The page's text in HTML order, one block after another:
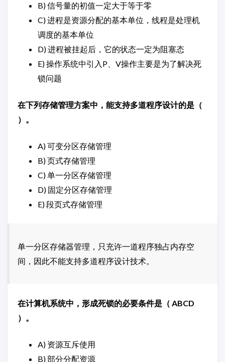
B) 信号量的初值一定大于等于零
C) 进程是资源分配的基本单位，线程是处理机
调度的基本单位
D) 进程被挂起后，它的状态一定为阻塞态
E) 操作系统中引入P、V操作主要是为了解决死
锁问题
在下列存储管理方案中，能支持多道程序设计的是（
）。
A) 可变分区存储管理
B) 页式存储管理
C) 单一分区存储管理
D) 固定分区存储管理
E) 段页式存储管理
单一分区存储器管理，只充许一道程序独占内存空
间，因此不能支持多道程序设计技术。
在计算机系统中，形成死锁的必要条件是（ ABCD
）。
A) 资源互斥使用
B) 部分分配资源